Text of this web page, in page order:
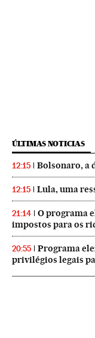
ÚLTIMAS NOTICIAS
12:15 Bolsonaro, a
12:15 Lula, uma
21:14
O programa
impostos para os
20:55
Programa
privilégios legais